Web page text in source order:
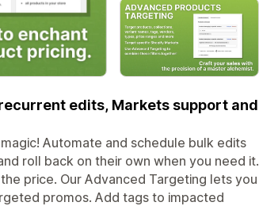
edits, Markets support and
Automate and schedule bulk edits
roll back on their own when you need it.
price. Our Advanced Targeting lets you
promos. Add tags to impacted